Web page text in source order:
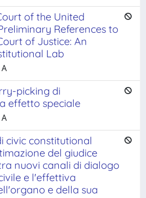
of the United
References to
of Justice: An
Lab
picking di
effetto speciale
civic constitutional
del giudice
nuovi canali di dialogo
e l'effettiva
e della sua